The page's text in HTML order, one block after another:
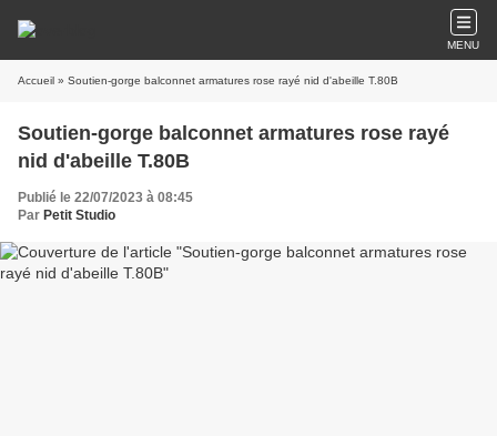
MENU
Accueil » Soutien-gorge balconnet armatures rose rayé nid d'abeille T.80B
Soutien-gorge balconnet armatures rose rayé
nid d'abeille T.80B
Publié le 22/07/2023 à 08:45
Par Petit Studio